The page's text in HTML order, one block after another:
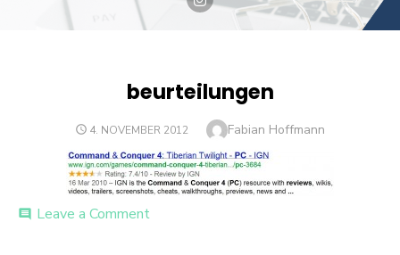
beurteilungen
POSTED
4. NOVEMBER 2012 Author
Fabian Hoffmann
comment Leave a Commenton